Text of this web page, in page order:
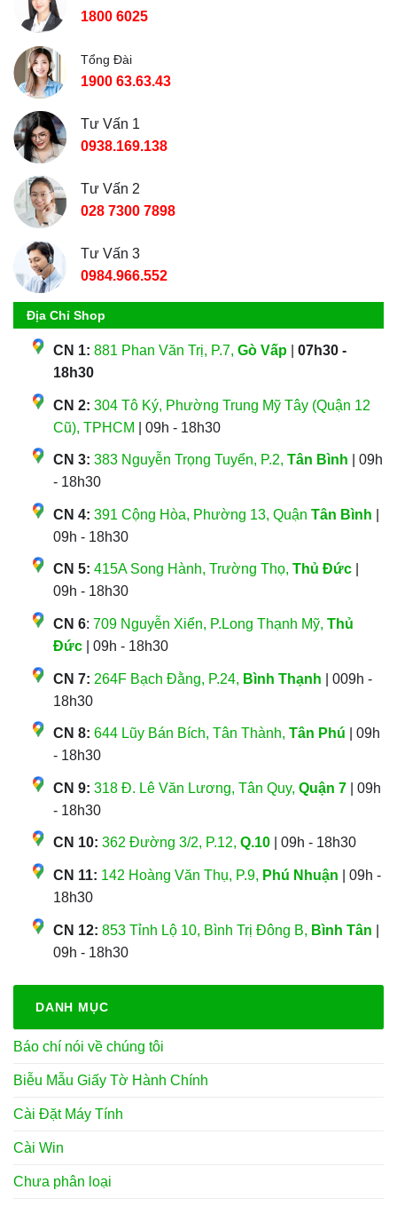
1800 6025
Tổng Đài
1900 63.63.43
Tư Vấn 1
0938.169.138
Tư Vấn 2
028 7300 7898
Tư Vấn 3
0984.966.552
Địa Chỉ Shop
CN 1: 881 Phan Văn Trị, P.7, Gò Vấp
07h30 -
18h30
CN 2: 304 Tô Ký, Phường Trung Mỹ Tây (Quận 12
Cũ), TPHCM
| 09h - 18h30
CN 3: 383 Nguyễn Trọng Tuyển, P.2, Tân Bình | 09h
- 18h30
CN 4: 391 Cộng Hòa, Phường 13, Quận Tân Bình
09h - 18h30
CN 5: 415A Song Hành, Trường Thọ, Thủ Đức
09h - 18h30
CN 6: 709 Nguyễn Xiển, P.Long Thạnh Mỹ, Thủ
Đức | 09h - 18h30
CN 7: 264F Bạch Đằng, P.24, Bình Thạnh | 009h -
18h30
CN 8: 644 Lũy Bán Bích, Tân Thành, Tân Phú | 09h
- 18h30
CN 9: 318 Đ. Lê Văn Lương, Tân Quy, Quận 7 | 09h
- 18h30
CN 10: 362 Đường 3/2, P.12, Q.10 | 09h - 18h30
CN 11: 142 Hoàng Văn Thụ, P.9, Phú Nhuận | 09h -
18h30
CN 12: 853 Tỉnh Lộ 10, Bình Trị Đông B, Bình Tân
09h - 18h30
DANH MỤC
Báo chí nói về chúng tôi
Biễu Mẫu Giấy Tờ Hành Chính
Cài Đặt Máy Tính
Cài Win
Chưa phân loại